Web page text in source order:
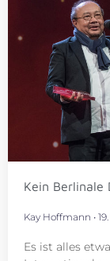
Kein Berlinale
Kay Hoffmann
Es ist alles